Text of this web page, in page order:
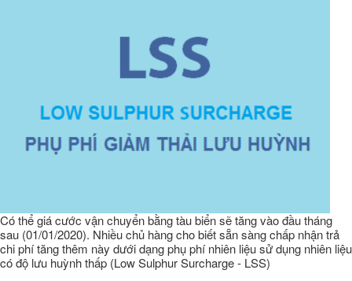
Có thể giá cước vận chuyển bằng tàu biển sẽ tăng vào đầu tháng
sau (01/01/2020). Nhiều chủ hàng cho biết sẵn sàng chấp nhận trả
chi phí tăng thêm này dưới dạng phụ phí nhiên liệu sử dụng nhiên liệu
có độ lưu huỳnh thấp (Low Sulphur Surcharge - LSS)